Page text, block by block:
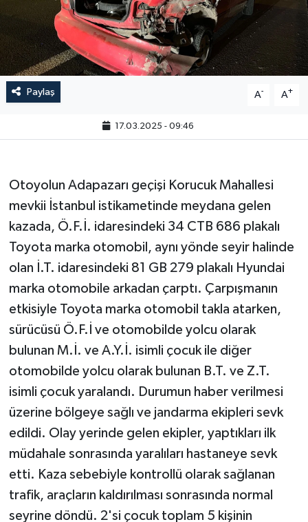
Paylaş A- A+
17.03.2025 - 09:46
Otoyolun Adapazarı geçişi Korucuk Mahallesi
mevkii İstanbul istikametinde meydana gelen
kazada, Ö.F.İ. idaresindeki 34 CTB 686 plakalı
Toyota marka otomobil, aynı yönde seyir halinde
olan İ.T. idaresindeki 81 GB 279 plakalı Hyundai
marka otomobile arkadan çarptı. Çarpışmanın
etkisiyle Toyota marka otomobil takla atarken,
sürücüsü Ö.F.İ ve otomobilde yolcu olarak
bulunan M.İ. ve A.Y.İ. isimli çocuk ile diğer
otomobilde yolcu olarak bulunan B.T. ve Z.T.
isimli çocuk yaralandı. Durumun haber verilmesi
üzerine bölgeye sağlı ve jandarma ekipleri sevk
edildi. Olay yerinde gelen ekipler, yaptıkları ilk
müdahale sonrasında yaralıları hastaneye sevk
etti. Kaza sebebiyle kontrollü olarak sağlanan
trafik, araçların kaldırılması sonrasında normal
seyrine döndü. 2'si çocuk toplam 5 kişinin